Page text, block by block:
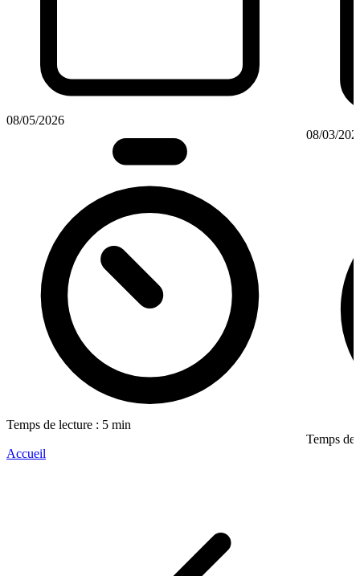
08/05/2026
Temps de lecture : 5 min
08/03/
Temps de
Accueil